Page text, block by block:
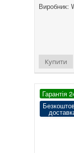
Виробник:
Купити
Гарантія